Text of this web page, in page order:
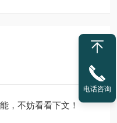
，不妨看看下文！
电话咨询